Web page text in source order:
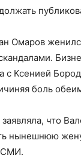
Омаров
с Ксенией
боль
что
нынешнюю
СМИ.